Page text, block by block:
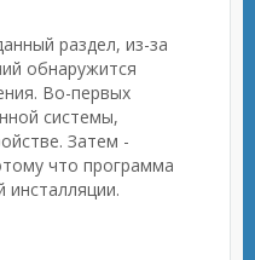
раздел, из-за
обнаружится
Во-первых
системы,
Затем -
что программа
инсталляции.